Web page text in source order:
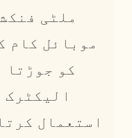
ملٹی
موبائل کام
الیکٹرک
استعمال